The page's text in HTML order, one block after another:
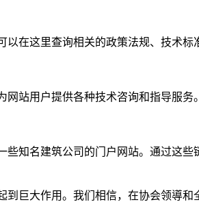
在这里查询相关的政策法规、技术
网站用户提供各种技术咨询和指导服务
知名建筑公司的门户网站。通过这
巨大作用。我们相信，在协会领導